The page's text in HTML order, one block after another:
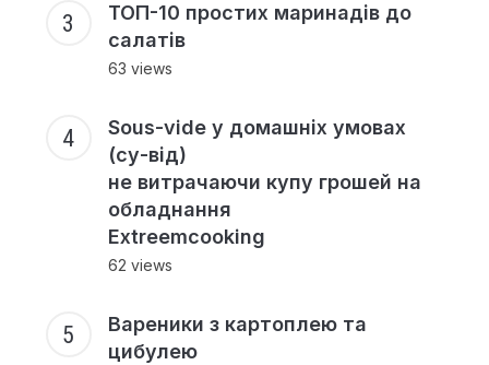
ТОП-10 простих маринадів до
салатів
63 views
Sous-vide у домашніх умовах
(су-від)
не витрачаючи купу грошей на
обладнання
Extreemcooking
62 views
Вареники з картоплею та
цибулею